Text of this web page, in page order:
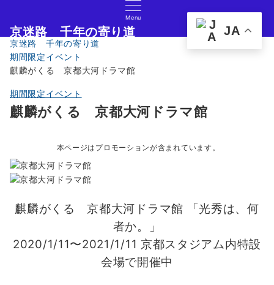
Menu
京迷路 千年の寄り道
京都の観光イベント・グルメ・ショッピングの情報サイト
京迷路 千年の寄り道
期間限定イベント
麒麟がくる 京都大河ドラマ館
期間限定イベント
麒麟がくる 京都大河ドラマ館
本ページはプロモーションが含まれています。
麒麟がくる 京都大河ドラマ館 「光秀は、何
者か。」
2020/1/11〜2021/1/11 京都スタジアム内特設
会場で開催中
JA